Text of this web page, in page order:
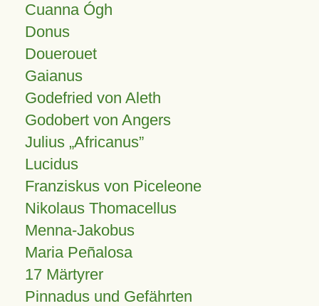
Cuanna Ógh
Donus
Douerouet
Gaianus
Godefried von Aleth
Godobert von Angers
Julius Africanus
Lucidus
Franziskus von Piceleone
Nikolaus Thomacellus
Menna-Jakobus
Maria Peñalosa
17 Märtyrer
Pinnadus und Gefährten